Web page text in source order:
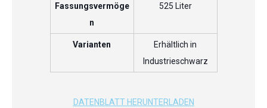
Fassungsvermöge
n
525 Liter
Varianten
Erhältlich in
Industrieschwarz
DATENBLATT HERUNTERLADEN